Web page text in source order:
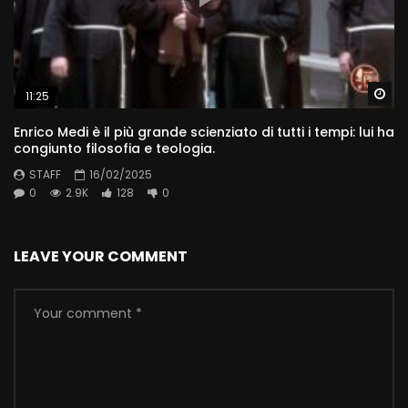
11:25
Enrico Medi è il più grande scienziato di tutti i tempi: lui ha
congiunto filosofia e teologia.
STAFF
16/02/2025
0
2.9K 128 0
LEAVE YOUR COMMENT